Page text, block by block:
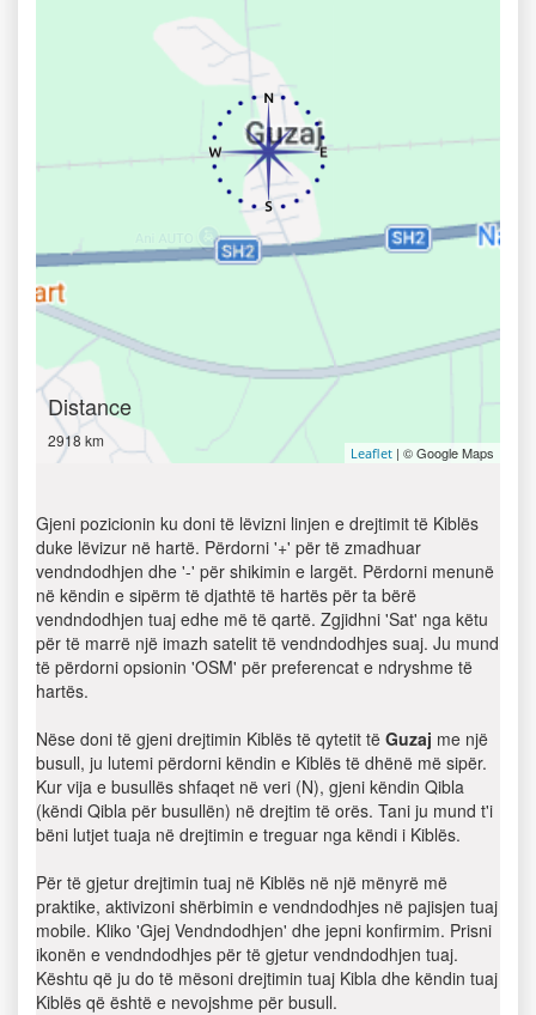
Distance
2918 km
Leaflet | © Google Maps
Gjeni pozicionin ku doni të lëvizni linjen e drejtimit të Kiblës
duke lëvizur në hartë. Përdorni '+' për të zmadhuar
vendndodhjen dhe '-' për shikimin e largët. Përdorni menunë
në këndin e sipërm të djathtë të hartës për ta bërë
vendndodhjen tuaj edhe më të qartë. Zgjidhni 'Sat' nga këtu
për të marrë një imazh satelit të vendndodhjes suaj. Ju mund
të përdorni opsionin 'OSM' për preferencat e ndryshme të
hartës.
Nëse doni të gjeni drejtimin Kiblës të qytetit të Guzaj me një
busull, ju lutemi përdorni këndin e Kiblës të dhënë më sipër.
Kur vija e busullës shfaqet në veri (N), gjeni këndin Qibla
(këndi Qibla për busullën) në drejtim të orës. Tani ju mund t'i
bëni lutjet tuaja në drejtimin e treguar nga këndi i Kiblës.
Për të gjetur drejtimin tuaj në Kiblës në një mënyrë më
praktike, aktivizoni shërbimin e vendndodhjes në pajisjen tuaj
mobile. Kliko 'Gjej Vendndodhjen' dhe jepni konfirmim. Prisni
ikonën e vendndodhjes për të gjetur vendndodhjen tuaj.
Kështu që ju do të mësoni drejtimin tuaj Kibla dhe këndin tuaj
Kiblës që është e nevojshme për busull.